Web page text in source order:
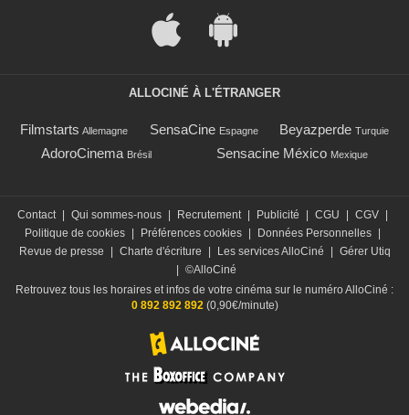
ALLOCINÉ À L'ÉTRANGER
Filmstarts Allemagne SensaCine Espagne Beyazperde Turquie
AdoroCinema Brésil Sensacine México Mexique
Contact | Qui sommes-nous | Recrutement | Publicité | CGU | CGV |
Politique de cookies | Préférences cookies | Données Personnelles |
Revue de presse
| Charte d'écriture | Les services AlloCiné | Gérer Utiq
| ©AlloCiné
Retrouvez tous les horaires et infos de votre cinéma sur le numéro AlloCiné :
0 892 892 892(0,90€/minute)